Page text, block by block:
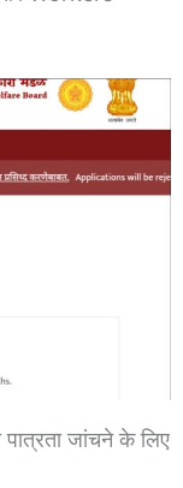
जांचने के लिए